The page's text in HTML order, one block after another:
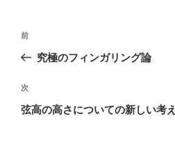
投
ビ
ゲ
前
の
稿
前
究極のフィンガリング論
次
の
次
弦高の高さについての新しい考え